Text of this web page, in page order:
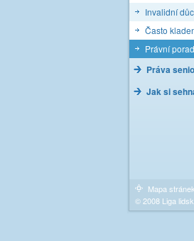
Invalidní
Často
Právní
Práva
Jak si
Mapa stránek
© 2008 Liga